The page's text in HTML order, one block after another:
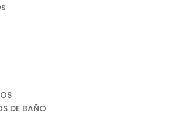
DE BAÑO